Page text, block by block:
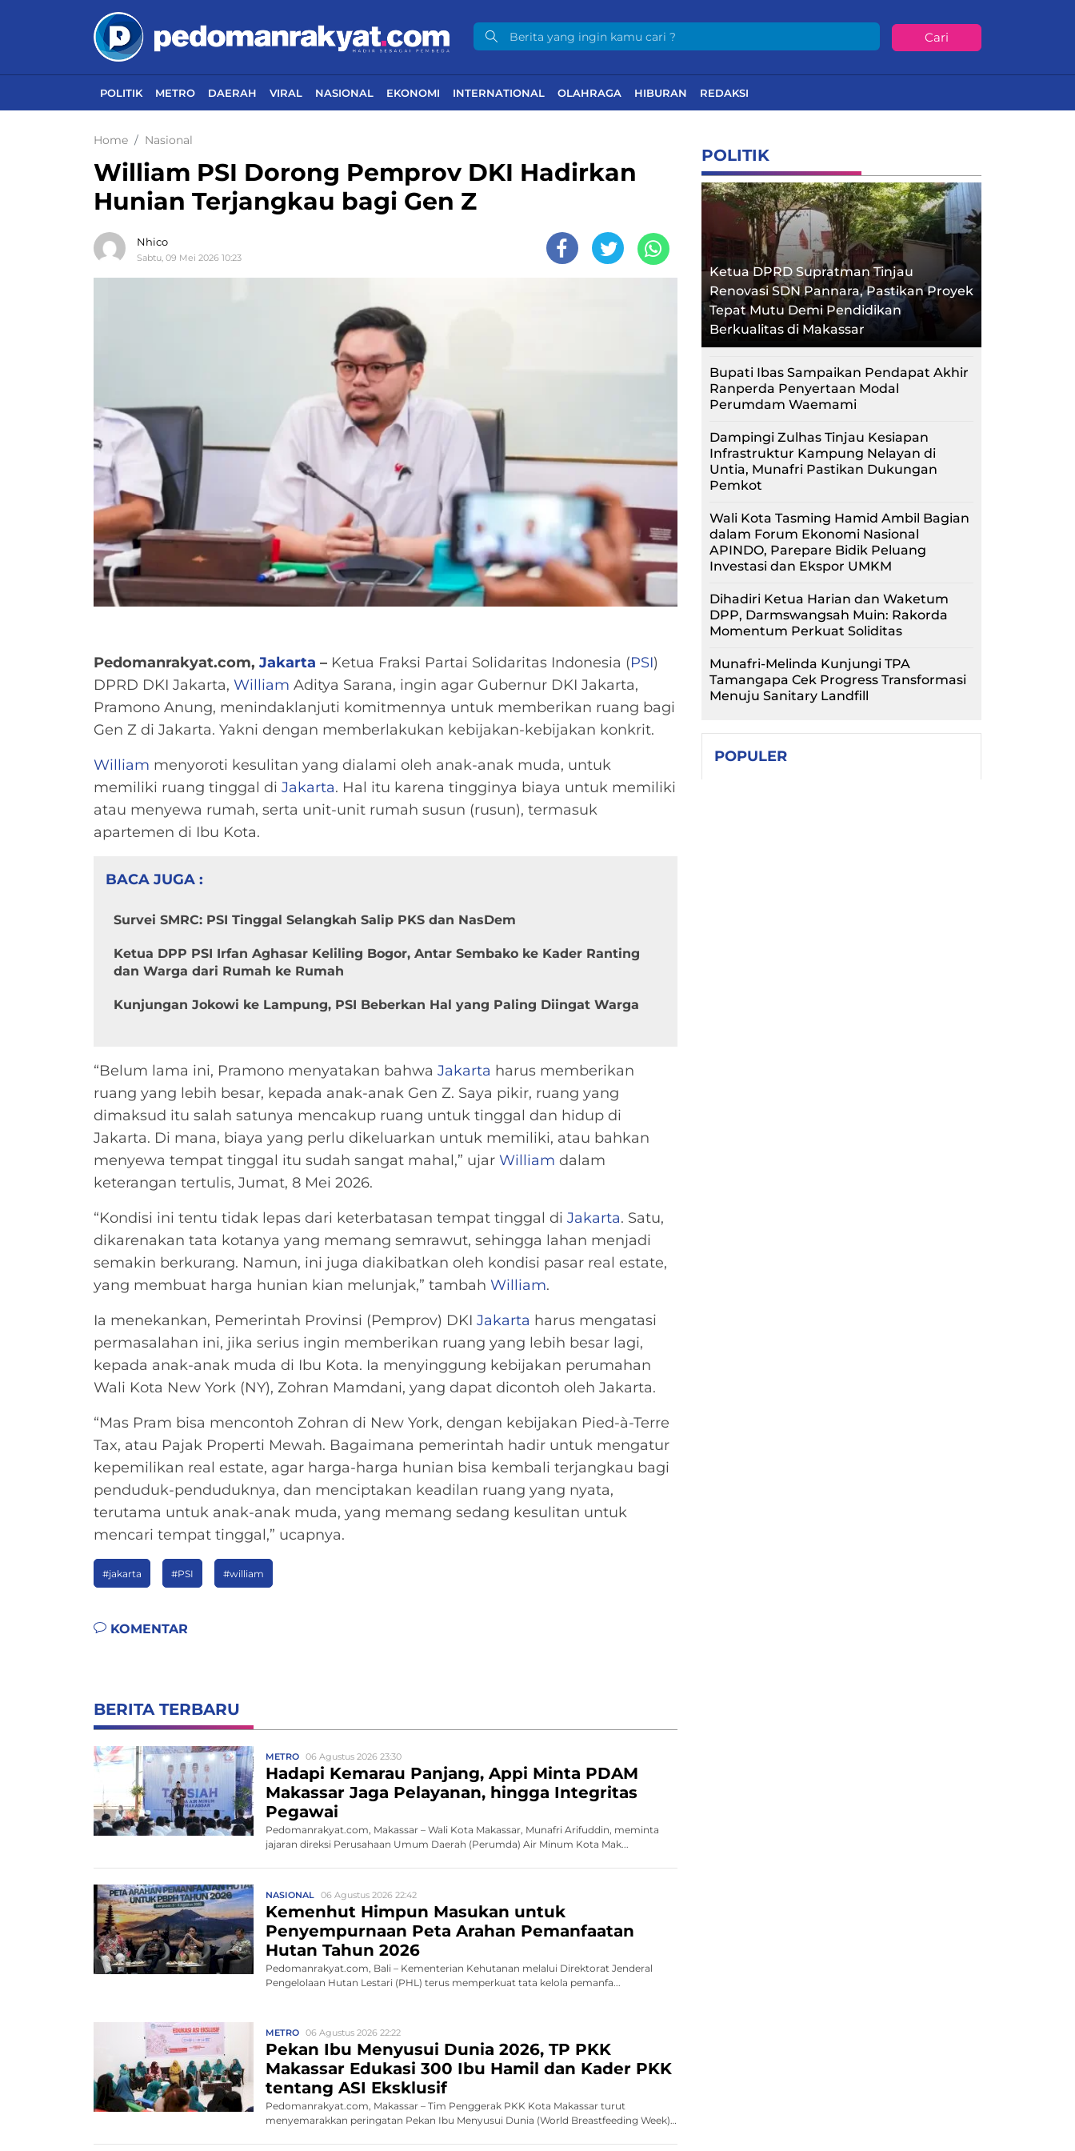
Cari
POLITIK METRO DAERAH VIRAL NASIONAL EKONOMI INTERNATIONAL OLAHRAGA HIBURAN REDAKSI
Home Nasional
William PSI Dorong Pemprov DKI Hadirkan
Hunian Terjangkau bagi Gen Z
Nhico
Sabtu, 09 Mei 2026 10:23
Pedomanrakyat.com, Jakarta – Ketua Fraksi Partai Solidaritas Indonesia (PSI)
DPRD DKI Jakarta, William Aditya Sarana, ingin agar Gubernur DKI Jakarta,
Pramono Anung, menindaklanjuti komitmennya untuk memberikan ruang bagi
Gen Z di Jakarta. Yakni dengan memberlakukan kebijakan-kebijakan konkrit.
William menyoroti kesulitan yang dialami oleh anak-anak muda, untuk
memiliki ruang tinggal di Jakarta. Hal itu karena tingginya biaya untuk memiliki
atau menyewa rumah, serta unit-unit rumah susun (rusun), termasuk
apartemen di Ibu Kota.
BACA JUGA :
Survei SMRC: PSI Tinggal Selangkah Salip PKS dan NasDem
Ketua DPP PSI Irfan Aghasar Keliling Bogor, Antar Sembako ke Kader Ranting
dan Warga dari Rumah ke Rumah
Kunjungan Jokowi ke Lampung, PSI Beberkan Hal yang Paling Diingat Warga
“Belum lama ini, Pramono menyatakan bahwa Jakarta harus memberikan
ruang yang lebih besar, kepada anak-anak Gen Z. Saya pikir, ruang yang
dimaksud itu salah satunya mencakup ruang untuk tinggal dan hidup di
Jakarta. Di mana, biaya yang perlu dikeluarkan untuk memiliki, atau bahkan
menyewa tempat tinggal itu sudah sangat mahal,” ujar William dalam
keterangan tertulis, Jumat, 8 Mei 2026.
“Kondisi ini tentu tidak lepas dari keterbatasan tempat tinggal di Jakarta. Satu,
dikarenakan tata kotanya yang memang semrawut, sehingga lahan menjadi
semakin berkurang. Namun, ini juga diakibatkan oleh kondisi pasar real estate,
yang membuat harga hunian kian melunjak,” tambah William.
Ia menekankan, Pemerintah Provinsi (Pemprov) DKI Jakarta harus mengatasi
permasalahan ini, jika serius ingin memberikan ruang yang lebih besar lagi,
kepada anak-anak muda di Ibu Kota. Ia menyinggung kebijakan perumahan
Wali Kota New York (NY), Zohran Mamdani, yang dapat dicontoh oleh Jakarta.
“Mas Pram bisa mencontoh Zohran di New York, dengan kebijakan Pied-à-Terre
Tax, atau Pajak Properti Mewah. Bagaimana pemerintah hadir untuk mengatur
kepemilikan real estate, agar harga-harga hunian bisa kembali terjangkau bagi
penduduk-penduduknya, dan menciptakan keadilan ruang yang nyata,
terutama untuk anak-anak muda, yang memang sedang kesulitan untuk
mencari tempat tinggal,” ucapnya.
#jakarta #PSI #william
KOMENTAR
BERITA TERBARU
METRO 06 Agustus 2026 23:30
Hadapi Kemarau Panjang, Appi Minta PDAM
Makassar Jaga Pelayanan, hingga Integritas
Pegawai
Pedomanrakyat.com, Makassar – Wali Kota Makassar, Munafri Arifuddin, meminta
jajaran direksi Perusahaan Umum Daerah (Perumda) Air Minum Kota Mak...
NASIONAL 06 Agustus 2026 22:42
Kemenhut Himpun Masukan untuk
Penyempurnaan Peta Arahan Pemanfaatan
Hutan Tahun 2026
Pedomanrakyat.com, Bali – Kementerian Kehutanan melalui Direktorat Jenderal
Pengelolaan Hutan Lestari (PHL) terus memperkuat tata kelola pemanfa...
METRO 06 Agustus 2026 22:22
Pekan Ibu Menyusui Dunia 2026, TP PKK
Makassar Edukasi 300 Ibu Hamil dan Kader PKK
tentang ASI Eksklusif
Pedomanrakyat.com, Makassar – Tim Penggerak PKK Kota Makassar turut
menyemarakkan peringatan Pekan Ibu Menyusui Dunia (World Breastfeeding Week)
POLITIK
Ketua DPRD Supratman Tinjau
Renovasi SDN Pannara, Pastikan Proyek
Tepat Mutu Demi Pendidikan
Berkualitas di Makassar
Bupati Ibas Sampaikan Pendapat Akhir
Ranperda Penyertaan Modal
Perumdam Waemami
Dampingi Zulhas Tinjau Kesiapan
Infrastruktur Kampung Nelayan di
Untia, Munafri Pastikan Dukungan
Pemkot
Wali Kota Tasming Hamid Ambil Bagian
dalam Forum Ekonomi Nasional
APINDO, Parepare Bidik Peluang
Investasi dan Ekspor UMKM
Dihadiri Ketua Harian dan Waketum
DPP, Darmswangsah Muin: Rakorda
Momentum Perkuat Soliditas
Munafri-Melinda Kunjungi TPA
Tamangapa Cek Progress Transformasi
Menuju Sanitary Landfill
POPULER